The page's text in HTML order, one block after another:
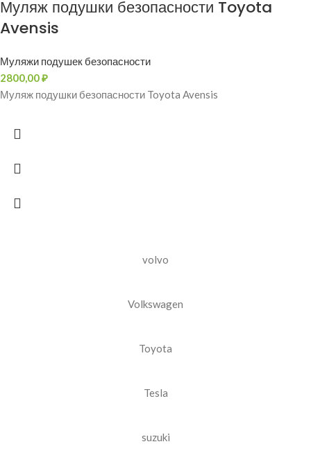
Муляж подушки безопасности Toyota
Avensis
Муляжи подушек безопасности
2800,00₽
Муляж подушки безопасности Toyota Avensis
volvo
Volkswagen
Toyota
Tesla
suzuki